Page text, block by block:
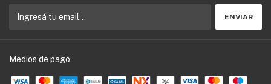
Medios de pago